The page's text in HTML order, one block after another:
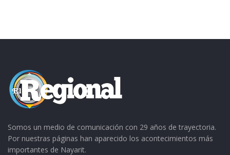
Somos un medio de comunicación con 29 años de trayectoria.
Por nuestras páginas han aparecido los acontecimientos más
importantes de Nayarit.